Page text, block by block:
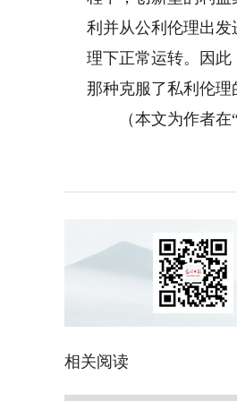
利并从公利伦理出
理下正常运转。因
那种克服了私利伦
（本文为作者在“
相关阅读